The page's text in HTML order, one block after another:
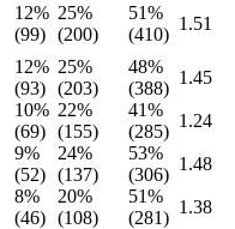
12%
(99)
25%
(200)
51%
(410)
1.51
12%
(93)
25%
(203)
48%
(388)
1.45
10%
(69)
22%
(155)
41%
(285)
1.24
9%
(52)
24%
(137)
53%
(306)
1.48
8%
(46)
20%
(108)
51%
(281)
1.38